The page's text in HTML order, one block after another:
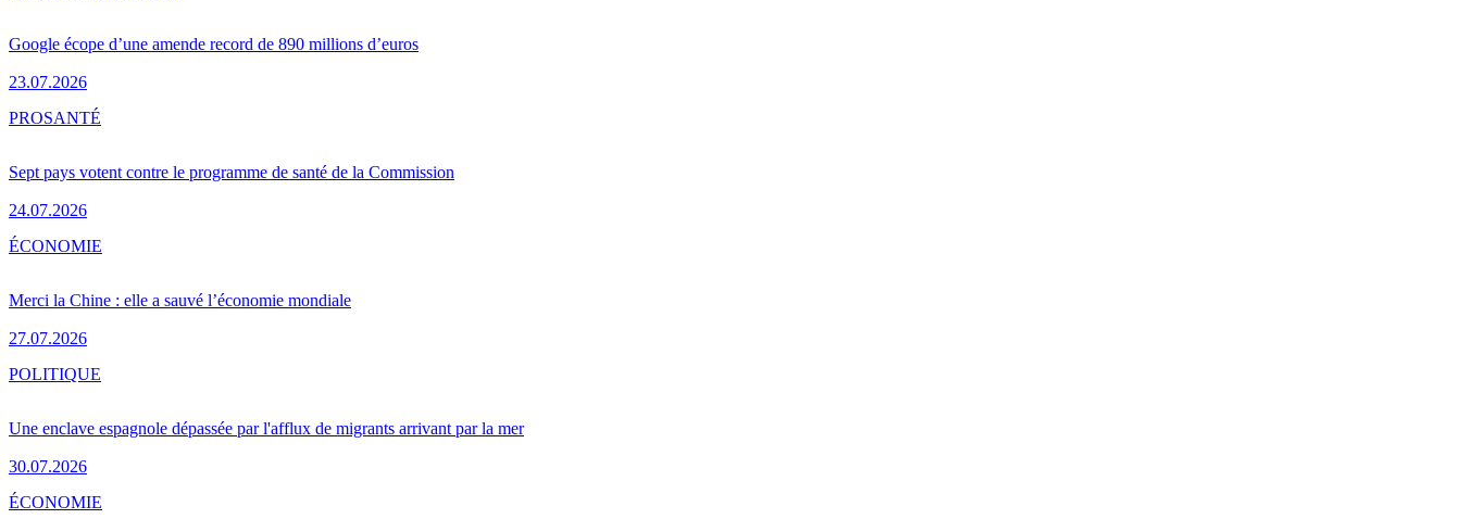
Google écope d’une amende record de 890 millions d’euros
23.07.2026
Sept pays votent contre le programme de santé de la Commission
24.07.2026
PROSANTÉ
Merci la Chine : elle a sauvé l’économie mondiale
27.07.2026
ÉCONOMIE
Une enclave espagnole dépassée par l'afflux de migrants arrivant par la mer
30.07.2026
POLITIQUE
ÉCONOMIE